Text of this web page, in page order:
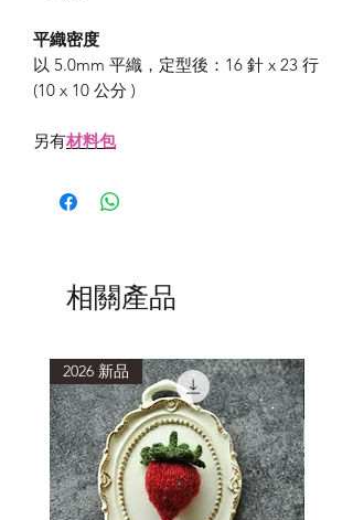
平織密度
以 5.0mm 平織，定型後：16 針 x 23 行
(10 x 10 公分 )
另有材料包
相關產品
2026 新品